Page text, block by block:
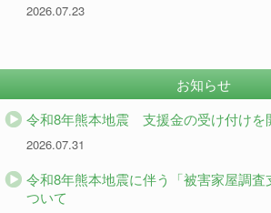
2026.07.23
お知らせ
令和8年熊本地震 支援金の受け付けを
2026.07.31
令和8年熊本地震に伴う「被害家屋調査
ついて